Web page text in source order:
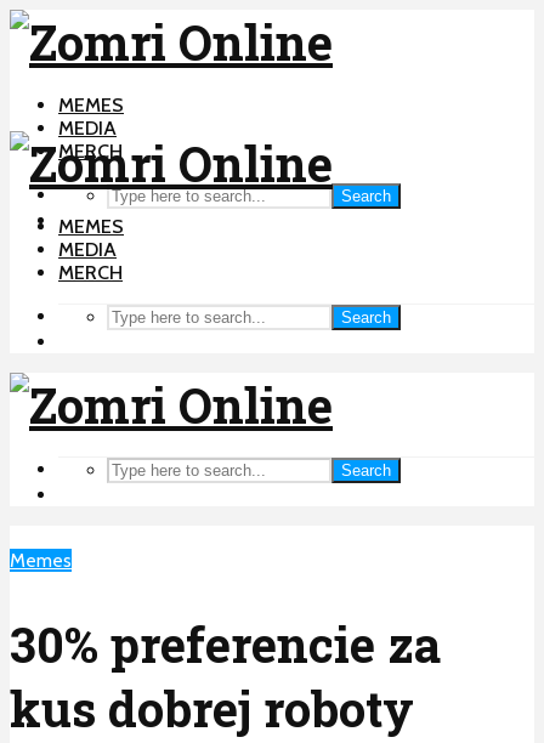
MEMES
MEDIA
MERCH
Search
MEMES
MEDIA
MERCH
Search
Search
Memes
30% preferencie za
kus dobrej roboty